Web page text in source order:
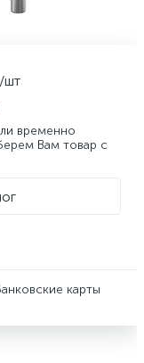
/шт
временно
Вам товар с
карты